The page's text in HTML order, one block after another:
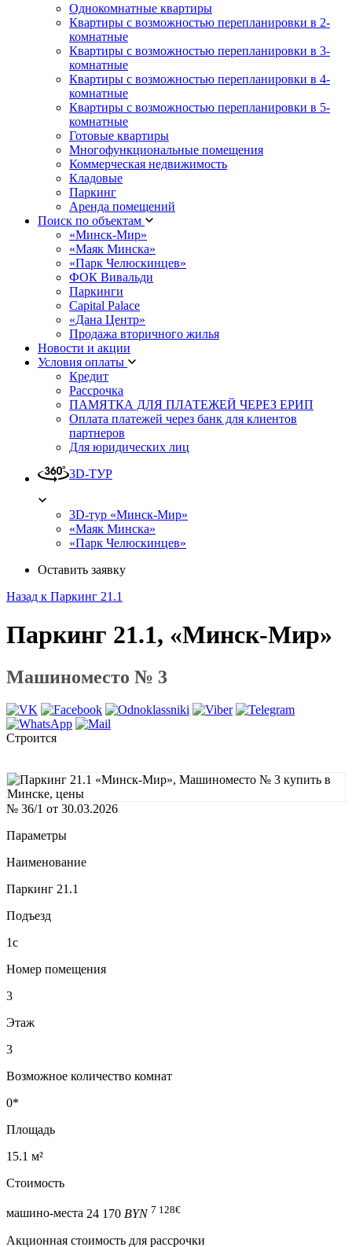
Однокомнатные квартиры
Квартиры с возможностью перепланировки в 2-
комнатные
Квартиры с возможностью перепланировки в 3-
комнатные
Квартиры с возможностью перепланировки в 4-
комнатные
Квартиры с возможностью перепланировки в 5-
комнатные
Готовые квартиры
Многофункциональные помещения
Коммерческая недвижимость
Кладовые
Паркинг
Аренда помещений
Поиск по объектам
«Минск-Мир»
«Маяк Минска»
«Парк Челюскинцев»
ФОК Вивальди
Паркинги
Capital Palace
«Дана Центр»
Продажа вторичного жилья
Новости и акции
Условия оплаты
Кредит
Рассрочка
ПАМЯТКА ДЛЯ ПЛАТЕЖЕЙ ЧЕРЕЗ ЕРИП
Оплата платежей через банк для клиентов
партнеров
Для юридических лиц
3D-ТУР
3D-тур «Минск-Мир»
«Маяк Минска»
«Парк Челюскинцев»
Оставить заявку
Назад к Паркинг 21.1
Паркинг 21.1, «Минск-Мир»
Машиноместо № 3
Строится
№ 36/1 от 30.03.2026
Параметры
Наименование
Паркинг 21.1
Подъезд
1с
Номер помещения
3
Этаж
3
Возможное количество комнат
0*
Площадь
15.1 м²
Стоимость
машино-места 24 170 BYN 7 128€
Акционная стоимость для рассрочки